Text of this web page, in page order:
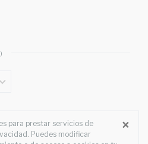
×
para prestar servicios de
. Puedes modificar